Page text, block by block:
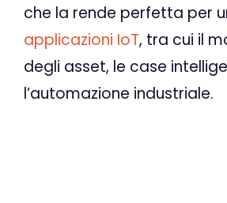
che la rende perfetta per
applicazioni IoT, tra cui il
degli asset, le case
l’automazione industriale.